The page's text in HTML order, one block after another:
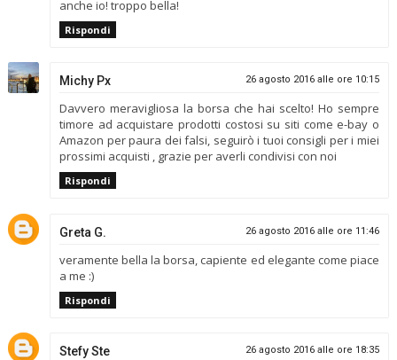
anche io! troppo bella!
Rispondi
Michy Px 26 agosto 2016 alle ore 10:15
Davvero meravigliosa la borsa che hai scelto! Ho sempre
timore ad acquistare prodotti costosi su siti come e-bay o
Amazon per paura dei falsi, seguirò i tuoi consigli per i miei
prossimi acquisti , grazie per averli condivisi con noi
Rispondi
Greta G. 26 agosto 2016 alle ore 11:46
veramente bella la borsa, capiente ed elegante come piace
a me :)
Rispondi
Stefy Ste 26 agosto 2016 alle ore 18:35